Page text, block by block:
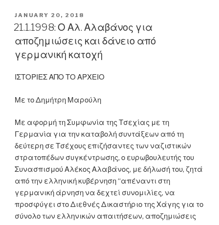
«στα
δάχτυλά
του
μουσική
για
καλύτερη
“έφυγε”
ο
Νίκος
Γκάτσος”
POSTED
ON
JANUARY 20, 2018
21.1.1998: Ο Αλ. Αλαβάνος για
αποζημιώσεις και δάνειο από
γερμανική κατοχή
ΙΣΤΟΡΙΕΣ ΑΠΟ ΤΟ ΑΡΧΕΙΟ
Με το Δημήτρη Μαρούλη
Με αφορμή τη Συμφωνία της Τσεχίας με τη
Γερμανία για την καταβολή συντάξεων από τη
δεύτερη σε Τσέχους επιζήσαντες των ναζιστικών
στρατοπέδων συγκέντρωσης, ο ευρωβουλευτής του
Συνασπισμού Αλέκος Αλαβάνος, με δήλωσή του, ζητά
από την ελληνική κυβέρνηση “απέναντι στη
γερμανική άρνηση να δεχτεί συνομιλίες, να
προσφύγει στο Διεθνές Δικαστήριο της Χάγης για το
σύνολο των ελληνικών απαιτήσεων, αποζημιώσεις